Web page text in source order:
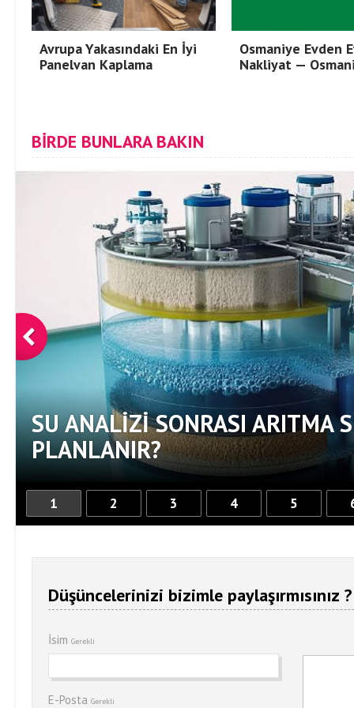
Avrupa Yakasındaki En İyi
Panelvan Kaplama
Osmaniye Evden
Nakliyat —
BİRDE BUNLARA BAKIN
SU ANALIZI SONRASI ARITMA
PLANLANIR?
1 2 3 4 5
Düşüncelerinizi bizimle paylaşırmısınız ?
İsim Gerekli
E-Posta Gerekli